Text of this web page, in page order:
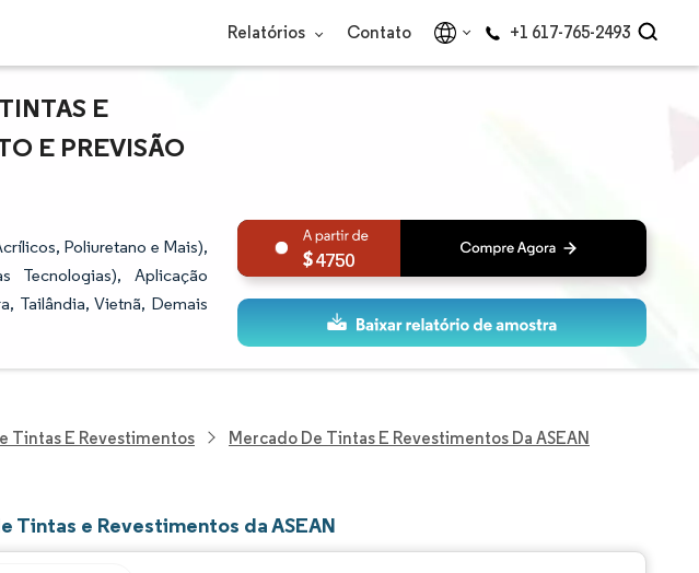
Relatórios Contato +1 617-765-2493
E
E PREVISÃO
Poliuretano e Mais),
Tecnologias), Aplicação
Tailândia, Vietnã, Demais
4750
Tintas E Revestimentos Mercado De Tintas E Revestimentos Da ASEAN
Tintas e Revestimentos da ASEAN